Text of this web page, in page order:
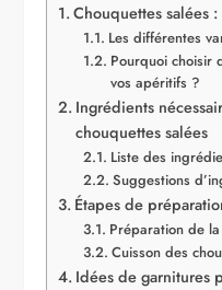
Chouquettes salées
Les différentes
Pourquoi choisir
vos apéritifs ?
Ingrédients
chouquettes salées
Liste des
Suggestions
Étapes de
Préparation de
Cuisson des
Idées de garnitures